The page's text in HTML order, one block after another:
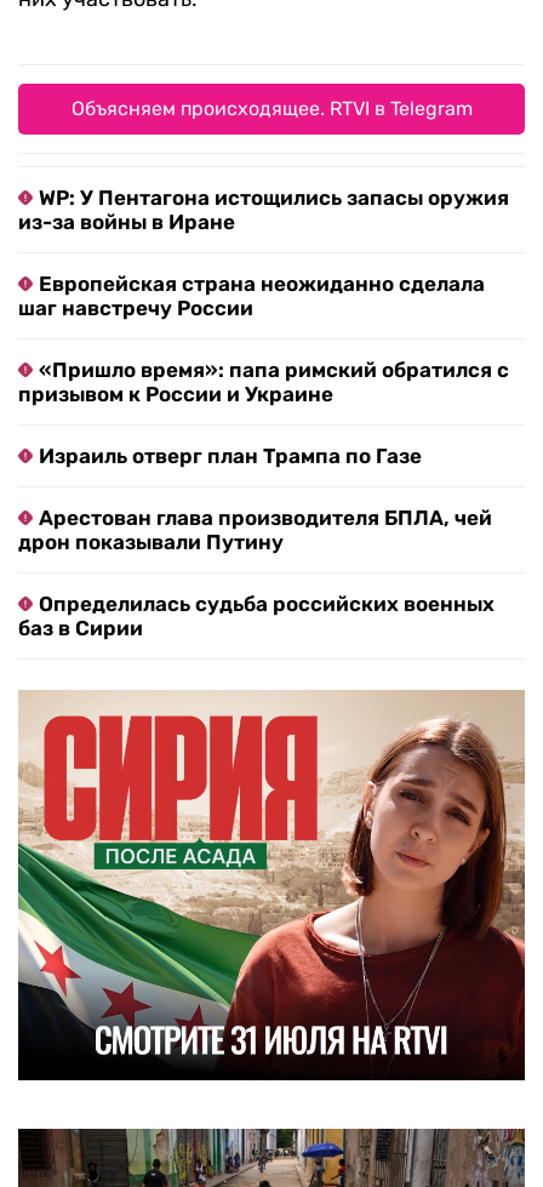
Объясняем происходящее. RTVI в Telegram
WP: У Пентагона истощились запасы оружия
из-за войны в Иране
Европейская страна неожиданно сделала
шаг навстречу России
«Пришло время»: папа римский обратился с
призывом к России и Украине
Израиль отверг план Трампа по Газе
Арестован глава производителя БПЛА, чей
дрон показывали Путину
Определилась судьба российских военных
баз в Сирии